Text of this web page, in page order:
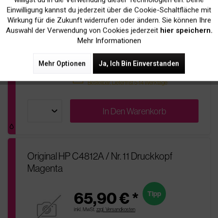
85,90 € *
inkl. MwSt.zzgl. Versandkosten
Tipp
Bis zu1.200 Seitenbei 5% Deckung
sold Nachbestellt
Bestellbar, Lieferfrist 5-14 Werktage
In DenWarenkorb
Original HP C4812A / Nr. 11 Druckkopf
Magenta
65,90 € *
inkl. MwSt. zzgl. Versandkosten
Tipp
Tracking Inaktiv
Einwilligung kannst du jederzeit über die Cookie-Schaltfläche mit
Wirkung für die Zukunft widerrufen oder ändern. Sie können Ihre
Auswahl der Verwendung von Cookies jederzeit hier speichern.
Mehr Informationen
Mehr Optionen Ja, Ich Bin Einverstanden